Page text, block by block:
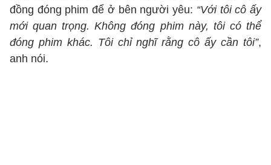
đồng đóng phim để ở bên người yêu: “Với tôi cô ấy
mới quan trọng. Không đóng phim này, tôi có thể
đóng phim khác. Tôi chỉ nghĩ rằng cô ấy cần tôi”,
anh nói.